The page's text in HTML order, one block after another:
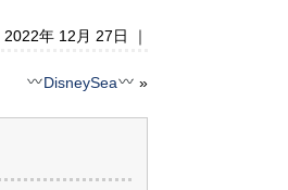
2022年 12月 27日 ｜
DisneySea »